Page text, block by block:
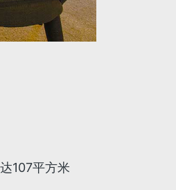
107平方米